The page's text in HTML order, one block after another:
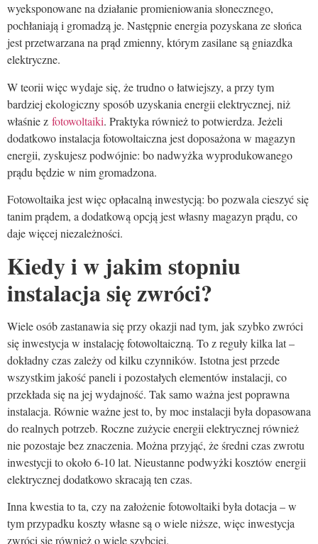
wyeksponowane na działanie promieniowania słonecznego,
pochłaniają i gromadzą je. Następnie energia pozyskana ze słońca
jest przetwarzana na prąd zmienny, którym zasilane są gniazdka
elektryczne.
W teorii więc wydaje się, że trudno o łatwiejszy, a przy tym
bardziej ekologiczny sposób uzyskania energii elektrycznej, niż
właśnie z fotowoltaiki. Praktyka również to potwierdza. Jeżeli
dodatkowo instalacja fotowoltaiczna jest doposażona w magazyn
energii, zyskujesz podwójnie: bo nadwyżka wyprodukowanego
prądu będzie w nim gromadzona.
Fotowoltaika jest więc opłacalną inwestycją: bo pozwala cieszyć się
tanim prądem, a dodatkową opcją jest własny magazyn prądu, co
daje więcej niezależności.
Kiedy i w jakim stopniu
instalacja się zwróci?
Wiele osób zastanawia się przy okazji nad tym, jak szybko zwróci
się inwestycja w instalację fotowoltaiczną. To z reguły kilka lat –
dokładny czas zależy od kilku czynników. Istotna jest przede
wszystkim jakość paneli i pozostałych elementów instalacji, co
przekłada się na jej wydajność. Tak samo ważna jest poprawna
instalacja. Równie ważne jest to, by moc instalacji była dopasowana
do realnych potrzeb. Roczne zużycie energii elektrycznej również
nie pozostaje bez znaczenia. Można przyjąć, że średni czas zwrotu
inwestycji to około 6-10 lat. Nieustanne podwyżki kosztów energii
elektrycznej dodatkowo skracają ten czas.
Inna kwestia to ta, czy na założenie fotowoltaiki była dotacja – w
tym przypadku koszty własne są o wiele niższe, więc inwestycja
zwróci się również o wiele szybciej.